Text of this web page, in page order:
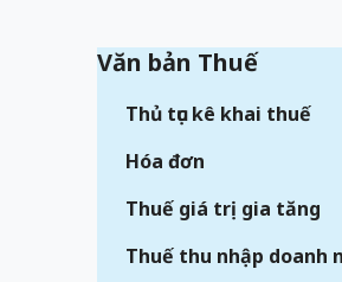
Văn bản Thuế
Thủ tục kê khai thuế
Hóa đơn
Thuế giá trị gia tăng
Thuế thu nhập doanh